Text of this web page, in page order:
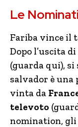
Le
Fariba vince il
Dopo l’uscita di
(guarda qui),
salvador è
vinta da
televoto
nomination,